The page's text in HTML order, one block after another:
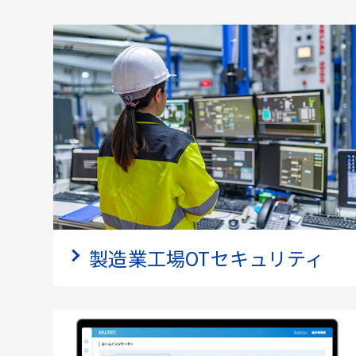
製造業工場OTセキュリティ